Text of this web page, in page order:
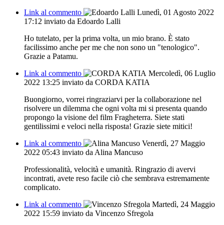
Link al commento
Lunedì, 01 Agosto 2022
17:12 inviato da Edoardo Lalli
Ho tutelato, per la prima volta, un mio brano. È stato
facilissimo anche per me che non sono un "tenologico".
Grazie a Patamu.
Link al commento
Mercoledì, 06 Luglio
2022 13:25 inviato da CORDA KATIA
Buongiorno, vorrei ringraziarvi per la collaborazione nel
risolvere un dilemma che ogni volta mi si presenta quando
propongo la visione del film Fragheterra. Siete stati
gentilissimi e veloci nella risposta! Grazie siete mitici!
Link al commento
Venerdì, 27 Maggio
2022 05:43 inviato da Alina Mancuso
Professionalità, velocità e umanità. Ringrazio di avervi
incontrati, avete reso facile ciò che sembrava estremamente
complicato.
Link al commento
Martedì, 24 Maggio
2022 15:59 inviato da Vincenzo Sfregola